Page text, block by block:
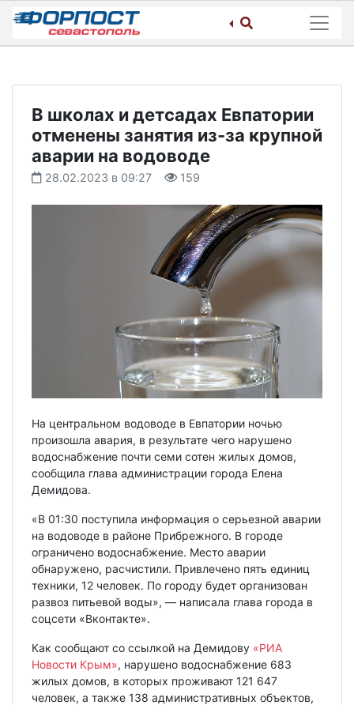
Skip
content
В школах и детсадах Евпатории
отменены занятия из-за крупной
аварии на водоводе
28.02.2023 в 09:27 159
На центральном водоводе в Евпатории ночью
произошла авария, в результате чего нарушено
водоснабжение почти семи сотен жилых домов,
сообщила глава администрации города Елена
Демидова.
«В 01:30 поступила информация о серьезной аварии
на водоводе в районе Прибрежного. В городе
ограничено водоснабжение. Место аварии
обнаружено, расчистили. Привлечено пять единиц
техники, 12 человек. По городу будет организован
развоз питьевой воды», — написала глава города в
соцсети «Вконтакте».
Как сообщают со ссылкой на Демидову «РИА
Новости Крым», нарушено водоснабжение 683
жилых домов, в которых проживают 121 647
человек, а также 138 административных объектов,